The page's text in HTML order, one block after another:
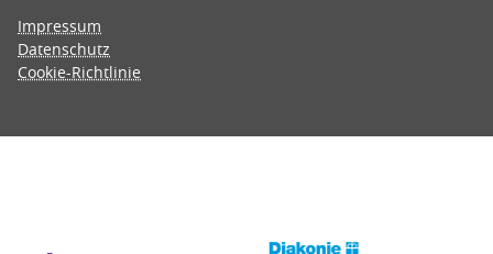
Impressum
Datenschutz
Cookie-Richtlinie